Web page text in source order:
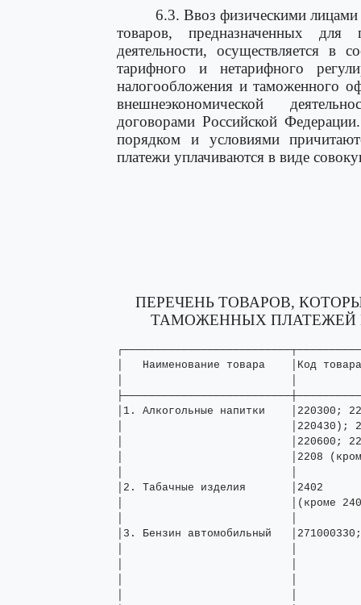
6.3. Ввоз физическими
товаров, предназначенных для
деятельности, осуществляется в
тарифного и нетарифного
налогообложения и таможенного
внешнеэкономической
договорами Российской
порядком и условиями
платежи уплачиваются в виде
ПЕРЕЧЕНЬ ТОВАРОВ,
ТАМОЖЕННЫХ ПЛАТЕЖЕЙ
│   Наименование товара    │Код
│1. Алкогольные напитки
│                          │220430);
│                          │220600;
│                          │2208
│2. Табачные изделия
│                          │(кроме
│3. Бензин автомобильный